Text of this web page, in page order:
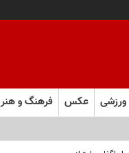
ورزشی عکس فرهنگ و هنر